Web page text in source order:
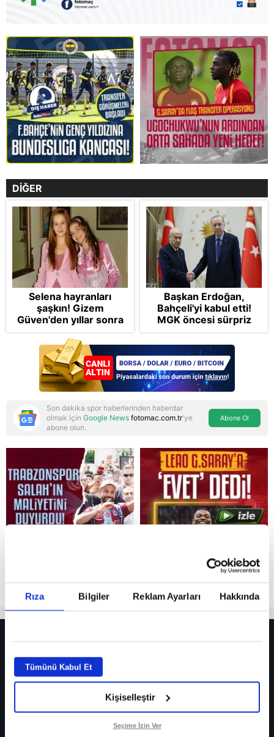
Rıza Bilgiler Reklam Ayarları Hakkında
Tümünü Kabul Et
Kişiselleştir
Seçime İzin Ver
Reddet
DİĞER
Selena hayranları
şaşkın! Gizem
Güven'den yıllar sonra
gelen Cansu Demirci
itirafı! "Konuşmuyoruz"
Başkan Erdoğan,
Bahçeli'yi kabul etti!
MGK öncesi sürpriz
zirve: Çerçeve Yasa
teklifi gündemde
Son dakika spor haberlerinden haberdar
olmak için Google News fotomac.com.tr'ye
abone olun.
Abone Ol
Fenerbahçe’de sürpriz ayrılık ihtimali! Devre arasında gelmişti
Fenerbahçe’nin yeni transferi Mason Greenwood için olay sözler!
Galatasaray’da rota yeniden Thiago Almada!